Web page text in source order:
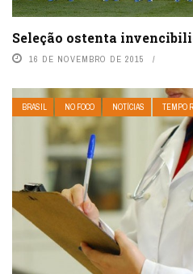
Seleção ostenta
16 DE NOVEMBRO DE 2015
BRASIL NO FOCO NOTÍCIAS TEMPO